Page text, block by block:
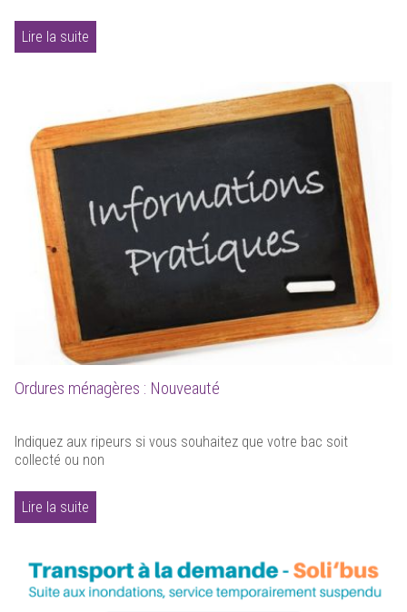
Lire la suite
Ordures ménagères : Nouveauté
Indiquez aux ripeurs si vous souhaitez que votre bac soit
collecté ou non
Lire la suite